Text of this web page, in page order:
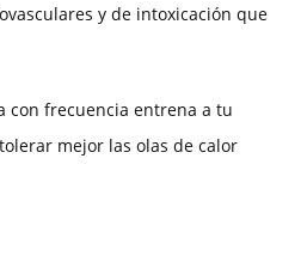
y de intoxicación que
con frecuencia entrena a tu
mejor las olas de calor